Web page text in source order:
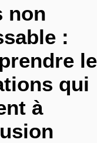
non
:
qui
à